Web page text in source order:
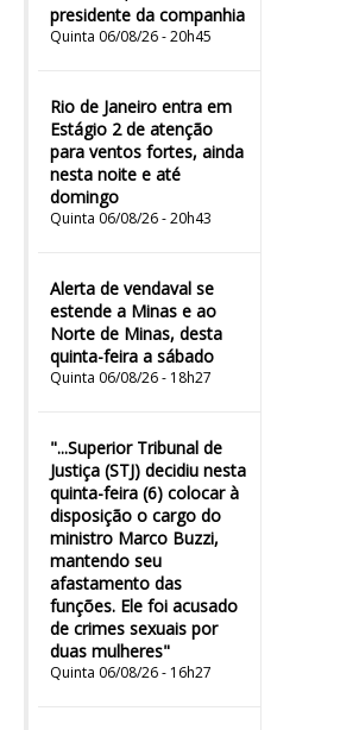
presidente da companhia
Quinta 06/08/26 - 20h45
Rio de Janeiro entra em
Estágio 2 de atenção
para ventos fortes, ainda
nesta noite e até
domingo
Quinta 06/08/26 - 20h43
Alerta de vendaval se
estende a Minas e ao
Norte de Minas, desta
quinta-feira a sábado
Quinta 06/08/26 - 18h27
"...Superior Tribunal de
Justiça (STJ) decidiu nesta
quinta-feira (6) colocar à
disposição o cargo do
ministro Marco Buzzi,
mantendo seu
afastamento das
funções. Ele foi acusado
de crimes sexuais por
duas mulheres"
Quinta 06/08/26 - 16h27